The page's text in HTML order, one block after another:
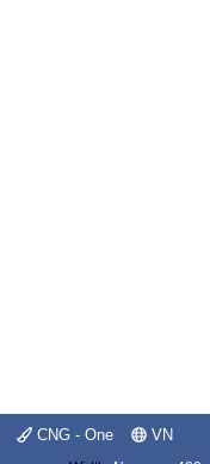
CNG - One VN